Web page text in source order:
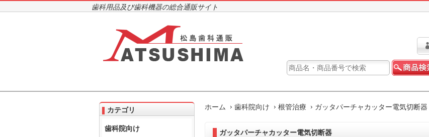
歯科用品及び歯科機器の総合通販サイト
ホーム 歯科院向け 根管治療 ガッタパーチャカッター電気切断器
ガッタパーチャカッター電気切断器
カテゴリ
歯科院向け